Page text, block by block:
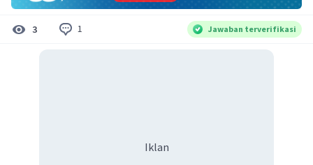
3 1 Jawaban terverifikasi
Iklan